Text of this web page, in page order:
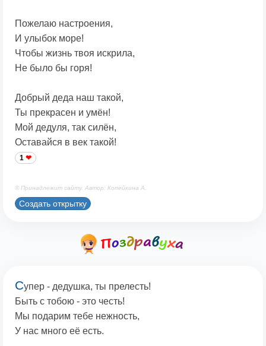
Пожелаю настроения,
И улыбок море!
Чтобы жизнь твоя искрила,
Не было бы горя!
Добрый деда наш такой,
Ты прекрасен и умён!
Мой дедуля, так силён,
Оставайся в век такой!
1
© Принадлежит сайту. Автор: Копейкина А.
Создать открытку
Супер - дедушка, ты прелесть!
Быть с тобою - это честь!
Мы подарим тебе нежность,
У нас много её есть.